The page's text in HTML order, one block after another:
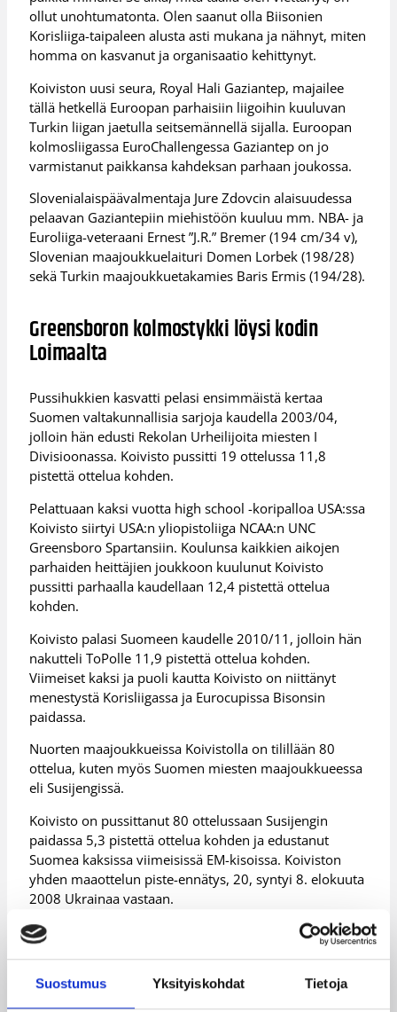
Suostumus Yksityiskohdat Tietoja
ollut unohtumatonta. Olen saanut olla Biisonien
Korisliiga-taipaleen alusta asti mukana ja nähnyt, miten
homma on kasvanut ja organisaatio kehittynyt.
Koiviston uusi seura, Royal Hali Gaziantep, majailee
tällä hetkellä Euroopan parhaisiin liigoihin kuuluvan
Turkin liigan jaetulla seitsemännellä sijalla. Euroopan
kolmosliigassa EuroChallengessa Gaziantep on jo
varmistanut paikkansa kahdeksan parhaan joukossa.
Slovenialaispäävalmentaja Jure Zdovcin alaisuudessa
pelaavan Gaziantepiin miehistöön kuuluu mm. NBA- ja
Euroliiga-veteraani Ernest ”J.R.” Bremer (194 cm/34 v),
Slovenian maajoukkuelaituri Domen Lorbek (198/28)
sekä Turkin maajoukkuetakamies Baris Ermis (194/28).
Greensboron kolmostykki löysi kodin
Loimaalta
Pussihukkien kasvatti pelasi ensimmäistä kertaa
Suomen valtakunnallisia sarjoja kaudella 2003/04,
jolloin hän edusti Rekolan Urheilijoita miesten I
Divisioonassa. Koivisto pussitti 19 ottelussa 11,8
pistettä ottelua kohden.
Pelattuaan kaksi vuotta high school -koripalloa USA:ssa
Koivisto siirtyi USA:n yliopistoliiga NCAA:n UNC
Greensboro Spartansiin. Koulunsa kaikkien aikojen
parhaiden heittäjien joukkoon kuulunut Koivisto
pussitti parhaalla kaudellaan 12,4 pistettä ottelua
kohden.
Koivisto palasi Suomeen kaudelle 2010/11, jolloin hän
nakutteli ToPolle 11,9 pistettä ottelua kohden.
Viimeiset kaksi ja puoli kautta Koivisto on niittänyt
menestystä Korisliigassa ja Eurocupissa Bisonsin
paidassa.
Nuorten maajoukkueissa Koivistolla on tilillään 80
ottelua, kuten myös Suomen miesten maajoukkueessa
eli Susijengissä.
Koivisto on pussittanut 80 ottelussaan Susijengin
paidassa 5,3 pistettä ottelua kohden ja edustanut
Suomea kaksissa viimeisissä EM-kisoissa. Koiviston
yhden maaottelun piste-ennätys, 20, syntyi 8. elokuuta
2008 Ukrainaa vastaan.
Lisätietoja:
Lisätietoja:Mikko Koivisto